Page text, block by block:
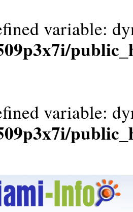
variable:
variable: